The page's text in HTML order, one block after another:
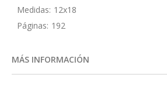
Medidas: 12x18
Páginas: 192
MÁS INFORMACIÓN